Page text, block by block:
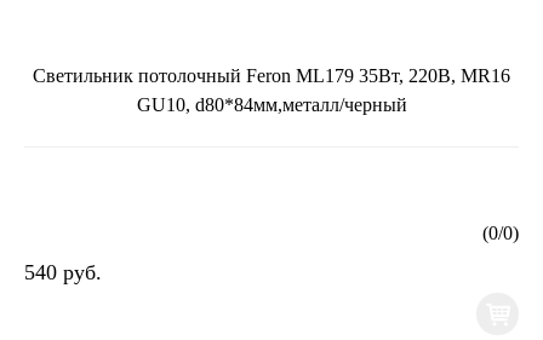
Светильник потолочный Feron ML179 35Вт, 220В, MR16
GU10, d80*84мм,металл/черный
(0/0)
540 руб.